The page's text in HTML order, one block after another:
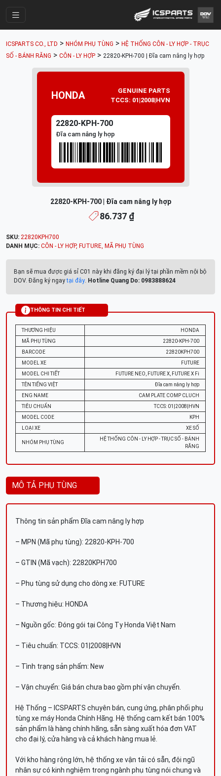
Cửa Hàng
Parts Catalogue
Mã Phụ Tùng
Tài khoản
ICSPARTS CO., LTD > NHÓM PHỤ TÙNG > HỆ THỐNG CÔN - LY HỢP - TRỤC
SỐ - BÁNH RĂNG > CÔN - LY HỢP > 22820-KPH-700 | Đĩa cam nâng ly hợp
HONDA
GENUINE PARTS
TCCS: 01|2008|HVN
22820-KPH-700
Đĩa cam nâng ly hợp
22820-KPH-700 | Đĩa cam nâng ly hợp
86.737 ₫
SKU: 22820KPH700
DANH MỤC: CÔN - LY HỢP, FUTURE, MÃ PHỤ TÙNG
Bạn sẽ mua được giá sỉ C01 này khi đăng ký đại lý tại phần mềm nội bộ
DOV. Đăng ký ngaytại đây. Hotline Quang Do: 0983888624
THÔNG TIN CHI TIẾT
THƯƠNG HIỆU
HONDA
MÃ PHỤ TÙNG
22820-KPH-700
BARCODE
22820KPH700
MODEL XE
FUTURE
MODEL CHI TIẾT
FUTURE NEO, FUTURE X, FUTURE X Fi
TÊN TIẾNG VIỆT
Đĩa cam nâng ly hợp
ENG NAME
CAM PLATE COMP CLUCH
TIÊU CHUẨN
TCCS: 01|2008|HVN
MODEL CODE
KPH
LOẠI XE
XE SỐ
NHÓM PHỤ TÙNG
HỆ THỐNG CÔN - LY HỢP - TRỤC SỐ - BÁNH
RĂNG
MÔ TẢ PHỤ TÙNG
Thông tin sản phẩm Đĩa cam nâng ly hợp
– MPN (Mã phụ tùng): 22820-KPH-700
– GTIN (Mã vạch): 22820KPH700
– Phụ tùng sử dụng cho dòng xe: FUTURE
– Thương hiệu: HONDA
– Nguồn gốc: Đóng gói tại Công Ty Honda Việt Nam
– Tiêu chuẩn: TCCS: 01|2008|HVN
– Tình trạng sản phẩm: New
– Vận chuyển: Giá bán chưa bao gồm phí vận chuyển.
Hệ Thống – ICSPARTS chuyên bán, cung ứng, phân phối phụ
tùng xe máy Honda Chính Hãng. Hệ thống cam kết bán 100%
sản phẩm là hàng chính hãng, sẵn sàng xuất hóa đơn VAT
cho đại lý, cửa hàng và cả khách hàng mua lẻ.
Với kho hàng rộng lớn, hệ thống xe vận tải có sẵn, đội ngũ
nhân sự có kinh nghiệm trong ngành phụ tùng nói chung và